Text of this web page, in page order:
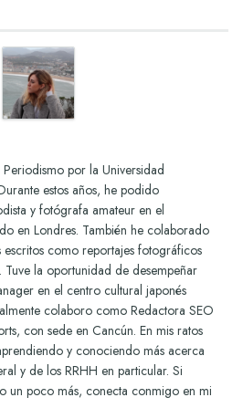
por la Universidad
estos años, he podido
y fotógrafa amateur en el
en Londres. También he colaborado
como reportajes fotográficos
Tuve la oportunidad de desempeñar
en el centro cultural japonés
colaboro como Redactora SEO
con sede en Cancún. En mis ratos
y conociendo más acerca
y de los RRHH en particular. Si
un poco más, conecta conmigo en mi